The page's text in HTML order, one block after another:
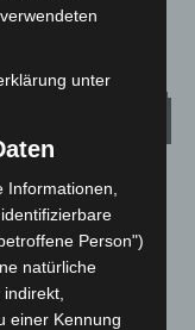
°
°
unter
Person")
natürliche
einer Kennung